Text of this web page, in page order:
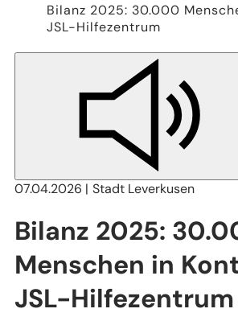
Bilanz 2025: 30.000
JSL-Hilfezentrum
07.04.2026 Stadt Leverkusen
Bilanz 2025:
Menschen in
JSL-Hilfezentrum